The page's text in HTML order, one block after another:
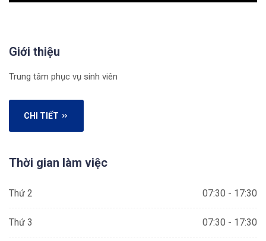
Giới thiệu
Trung tâm phục vụ sinh viên
CHI TIẾT
Thời gian làm việc
Thứ 2 07:30 - 17:30
Thứ 3 07:30 - 17:30